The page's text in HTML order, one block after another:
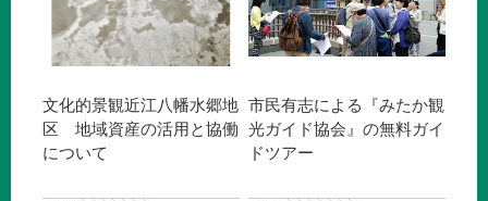
文化的景観近江八幡水郷地
区 地域資産の活用と協働
について
市民有志による『みたか観
光ガイド協会』の無料ガイ
ドツアー